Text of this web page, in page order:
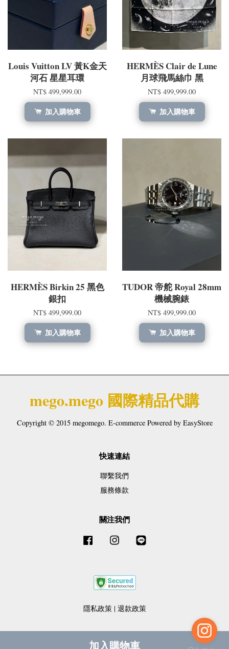
加入購物車
Louis Vuitton LV 黃K金天
河石 星星耳環
NT$ 499,999.00
加入購物車
HERMÈS Clair de Lune
月球飛馬絲巾 黑
NT$ 499,999.00
加入購物車
HERMÈS Birkin 25 黑色
銀扣
NT$ 499,999.00
加入購物車
TUDOR 帝舵 Royal 28mm
機械腕錶
NT$ 499,999.00
加入購物車
mego.mego 國際精品代購
Copyright © 2015 megomego. E-commerce Powered by EasyStore
快速連結
聯繫我們
服務條款
關注我們
Facebook Instagram
隱私政策| 退款政策